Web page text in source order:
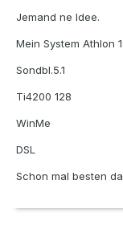
Jemand ne Idee.
Mein System Athlon
Sondbl.5.1
Ti4200 128
WinMe
DSL
Schon mal besten